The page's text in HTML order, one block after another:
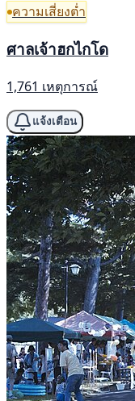
ความเสี่ยงต่ำ
ศาลเจ้าฮกไกโด
1,761 เหตุการณ์
แจ้งเตือน